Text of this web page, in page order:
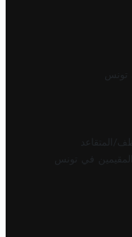
المتقاعد
في تونس